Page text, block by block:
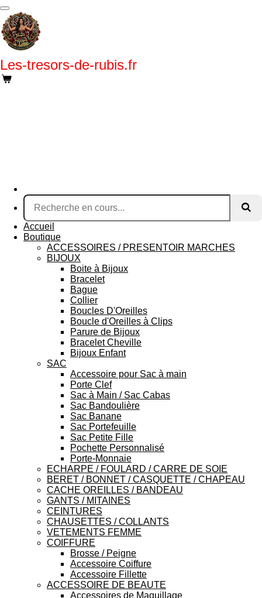
Passer
au
contenu
principal
Les-tresors-de-rubis.fr
Accueil
Boutique
ACCESSOIRES / PRESENTOIR MARCHES
BIJOUX
Boite à Bijoux
Bracelet
Bague
Collier
Boucles D'Oreilles
Boucle d'Oreilles à Clips
Parure de Bijoux
Bracelet Cheville
Bijoux Enfant
SAC
Accessoire pour Sac à main
Porte Clef
Sac à Main / Sac Cabas
Sac Bandoulière
Sac Banane
Sac Portefeuille
Sac Petite Fille
Pochette Personnalisé
Porte-Monnaie
ECHARPE / FOULARD / CARRE DE SOIE
BERET / BONNET / CASQUETTE / CHAPEAU
CACHE OREILLES / BANDEAU
GANTS / MITAINES
CEINTURES
CHAUSETTES / COLLANTS
VETEMENTS FEMME
COIFFURE
Brosse / Peigne
Accessoire Coiffure
Accessoire Fillette
ACCESSOIRE DE BEAUTE
Accessoires de Maquillage